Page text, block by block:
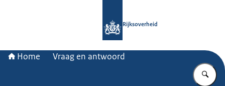
Rijksoverheid
Home Vraag en antwoord